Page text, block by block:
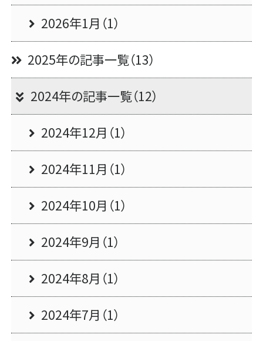
2026年1月（1）
2025年の記事一覧（13）
2024年の記事一覧（12）
2024年12月（1）
2024年11月（1）
2024年10月（1）
2024年9月（1）
2024年8月（1）
2024年7月（1）